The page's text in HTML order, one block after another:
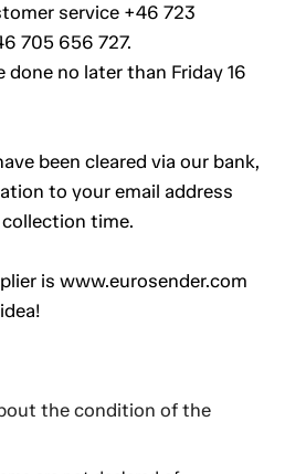
service +46 723
705 656 727.
no later than Friday 16
been cleared via our bank,
to your email address
collection time.
is www.eurosender.com
the condition of the